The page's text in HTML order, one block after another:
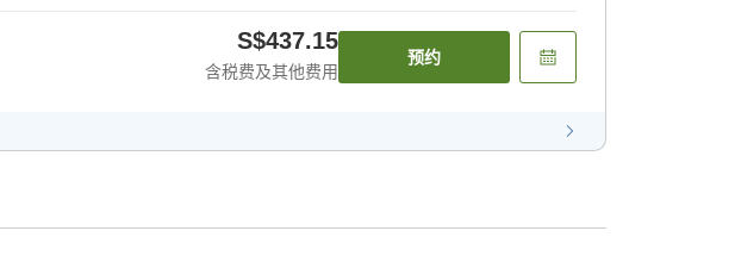
S$437.15
含税费及其他费用
预约